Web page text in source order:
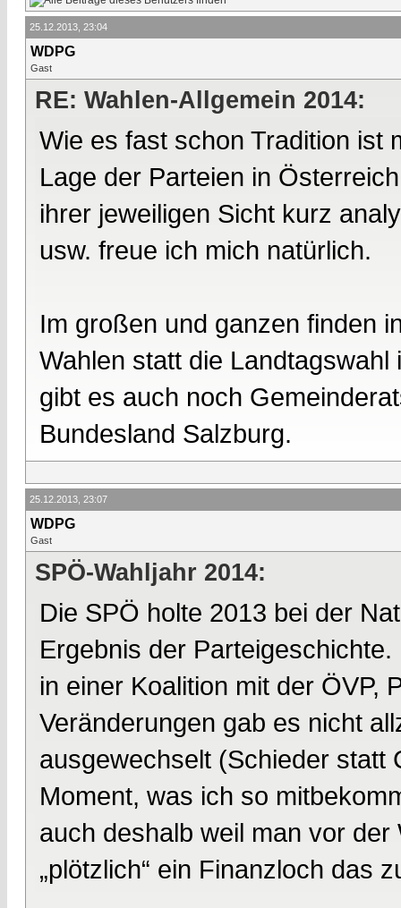
25.12.2013, 23:04
WDPG
Gast
RE: Wahlen-Allgemein 2014:
Wie es fast schon Tradition ist
Lage der Parteien in
ihrer jeweiligen Sicht kurz
usw. freue ich mich natürlich.
Im großen und ganzen finden
Wahlen statt die
gibt es auch noch
Bundesland Salzburg.
25.12.2013, 23:07
WDPG
Gast
SPÖ-Wahljahr 2014:
Die SPÖ holte 2013 bei der
Ergebnis der
in einer Koalition mit der ÖVP,
Veränderungen gab es nicht
ausgewechselt (Schieder statt
Moment, was ich so
auch deshalb weil man vor
„plötzlich“ ein Finanzloch das